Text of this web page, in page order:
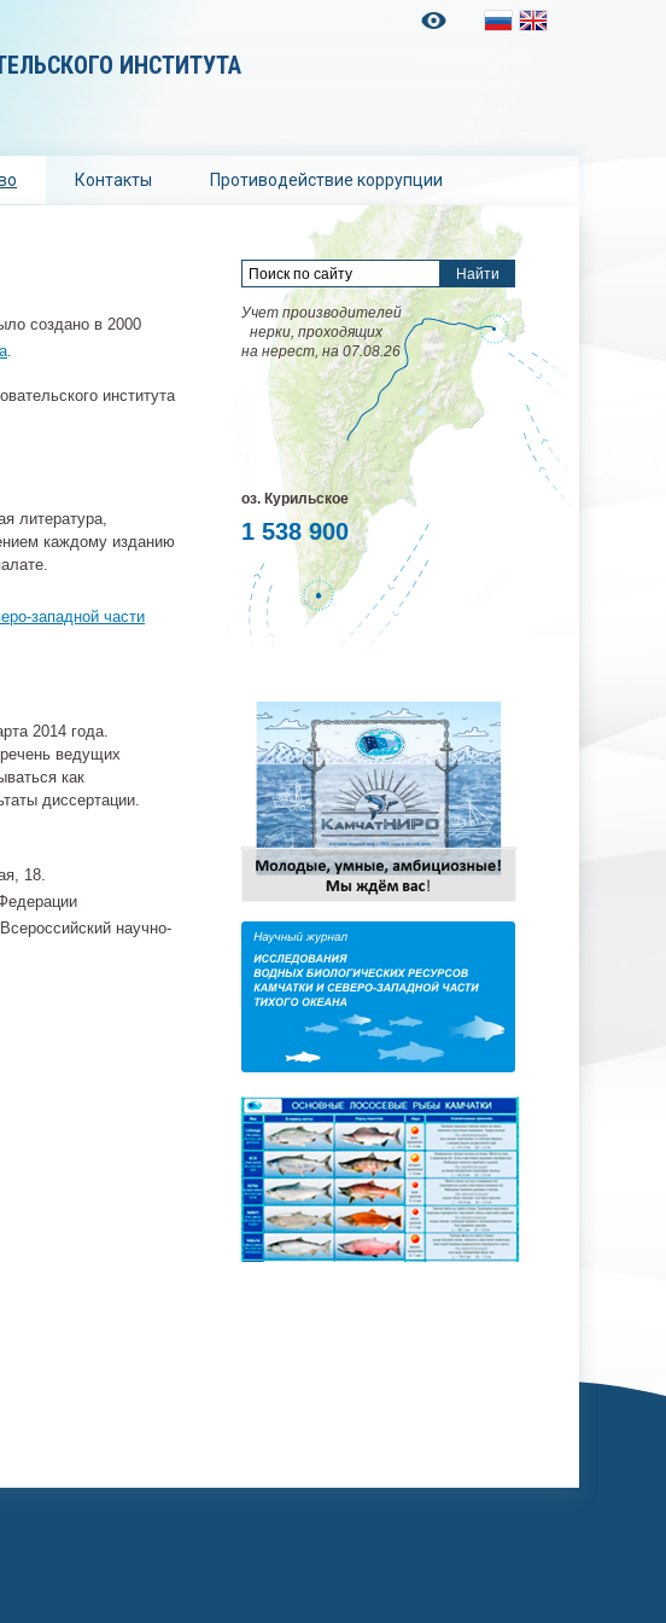
ИНСТИТУТА
Контакты Противодействие коррупции
создано в 2000
.
института
литература,
каждому изданию
западной части
2014 года.
ведущих
как
диссертации.
18.
научно-
Учет производителей
нерки, проходящих
на нерест, на 07.08.26
оз. Курильское
1 538 900